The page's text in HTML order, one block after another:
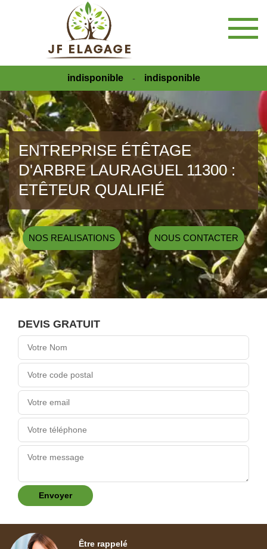
indisponible - indisponible
ENTREPRISE ÉTÊTAGE
D'ARBRE LAURAGUEL 11300 :
ETÊTEUR QUALIFIÉ
NOS REALISATIONS NOUS CONTACTER
DEVIS GRATUIT
Être rappelé